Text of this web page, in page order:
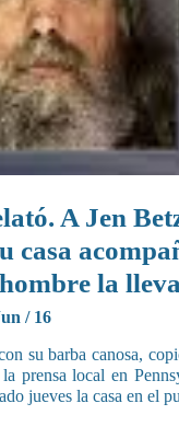
A Jen
casa
la
/ 16
su barba canosa,
prensa local en
jueves la casa en el